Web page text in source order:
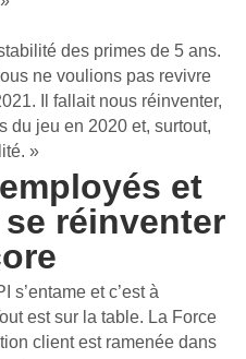
des primes de 5 ans.
ne voulions pas revivre
Il fallait nous réinventer,
du jeu en 2020 et, surtout,
»
et
réinventer
s’entame et c’est à
est sur la table. La Force
client est ramenée dans